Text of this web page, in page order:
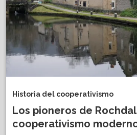
Historia del cooperativismo
Los pioneros de
cooperativismo